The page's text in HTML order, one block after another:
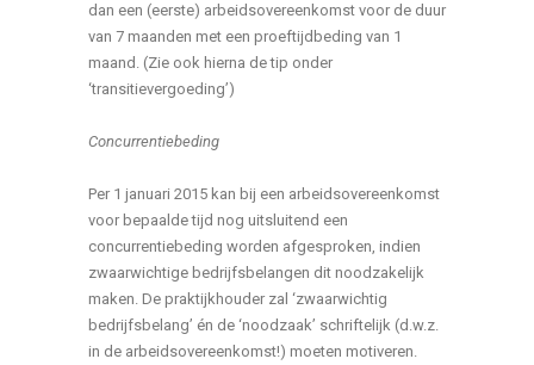
dan een (eerste) arbeidsovereenkomst voor de duur
van 7 maanden met een proeftijdbeding van 1
maand. (Zie ook hierna de tip onder
‘transitievergoeding’)
Concurrentiebeding
Per 1 januari 2015 kan bij een arbeidsovereenkomst
voor bepaalde tijd nog uitsluitend een
concurrentiebeding worden afgesproken, indien
zwaarwichtige bedrijfsbelangen dit noodzakelijk
maken. De praktijkhouder zal ‘zwaarwichtig
bedrijfsbelang’ én de ‘noodzaak’ schriftelijk (d.w.z.
in de arbeidsovereenkomst!) moeten motiveren.